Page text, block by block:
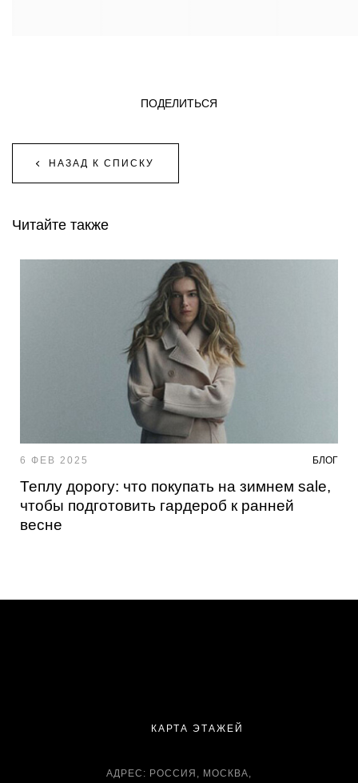
НАЗАД К СПИСКУ
ПОДЕЛИТЬСЯ
Читайте также
6 ФЕВ 2025 БЛОГ
Теплу дорогу: что покупать на зимнем sale,
чтобы подготовить гардероб к ранней
весне
КАРТА ЭТАЖЕЙ
АДРЕС: РОССИЯ, МОСКВА,